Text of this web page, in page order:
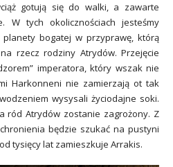
gotują się do walki, a zawarte
W tych okolicznościach jesteśmy
planety bogatej w przyprawę, którą
rzecz rodziny Atrydów. Przejęcie
imperatora, który wszak nie
Harkonneni nie zamierzają ot tak
wysysali życiodajne soki.
ród Atrydów zostanie zagrożony. Z
będzie szukać na pustyni
tysięcy lat zamieszkuje Arrakis.